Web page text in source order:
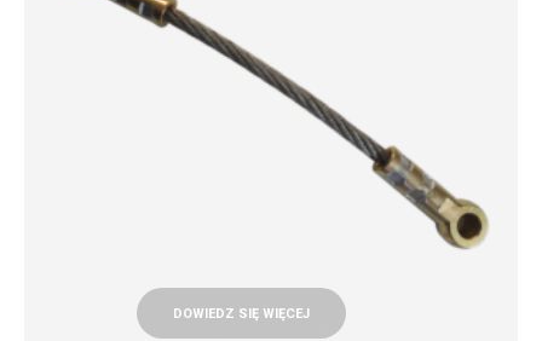
DOWIEDZ SIĘ WIĘCEJ